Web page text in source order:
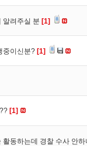
알려주실 분 [1]
중이신분? [1]
[1]
동하는데 경찰 수사 안